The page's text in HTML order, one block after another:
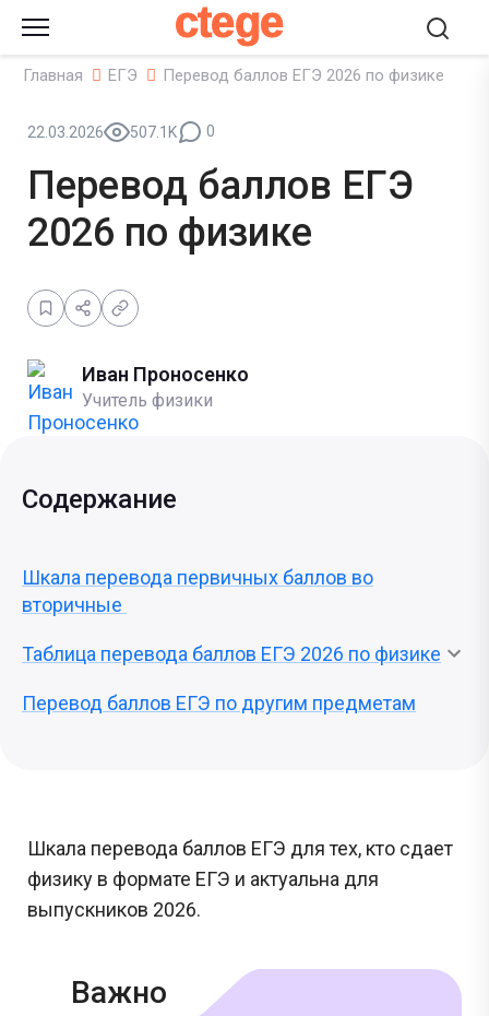
ctege
Главная ЕГЭ Перевод баллов ЕГЭ 2026 по физике
22.03.2026 507.1K 0
Перевод баллов ЕГЭ
2026 по физике
Иван Проносенко
Учитель физики
Содержание
Шкала перевода первичных баллов во
вторичные
Таблица перевода баллов ЕГЭ 2026 по физике
Перевод баллов ЕГЭ по другим предметам
Шкала перевода баллов ЕГЭ для тех, кто сдает
физику в формате ЕГЭ и актуальна для
выпускников 2026.
Важно